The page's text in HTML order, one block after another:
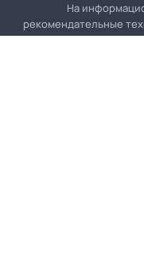
На
рекомендательные